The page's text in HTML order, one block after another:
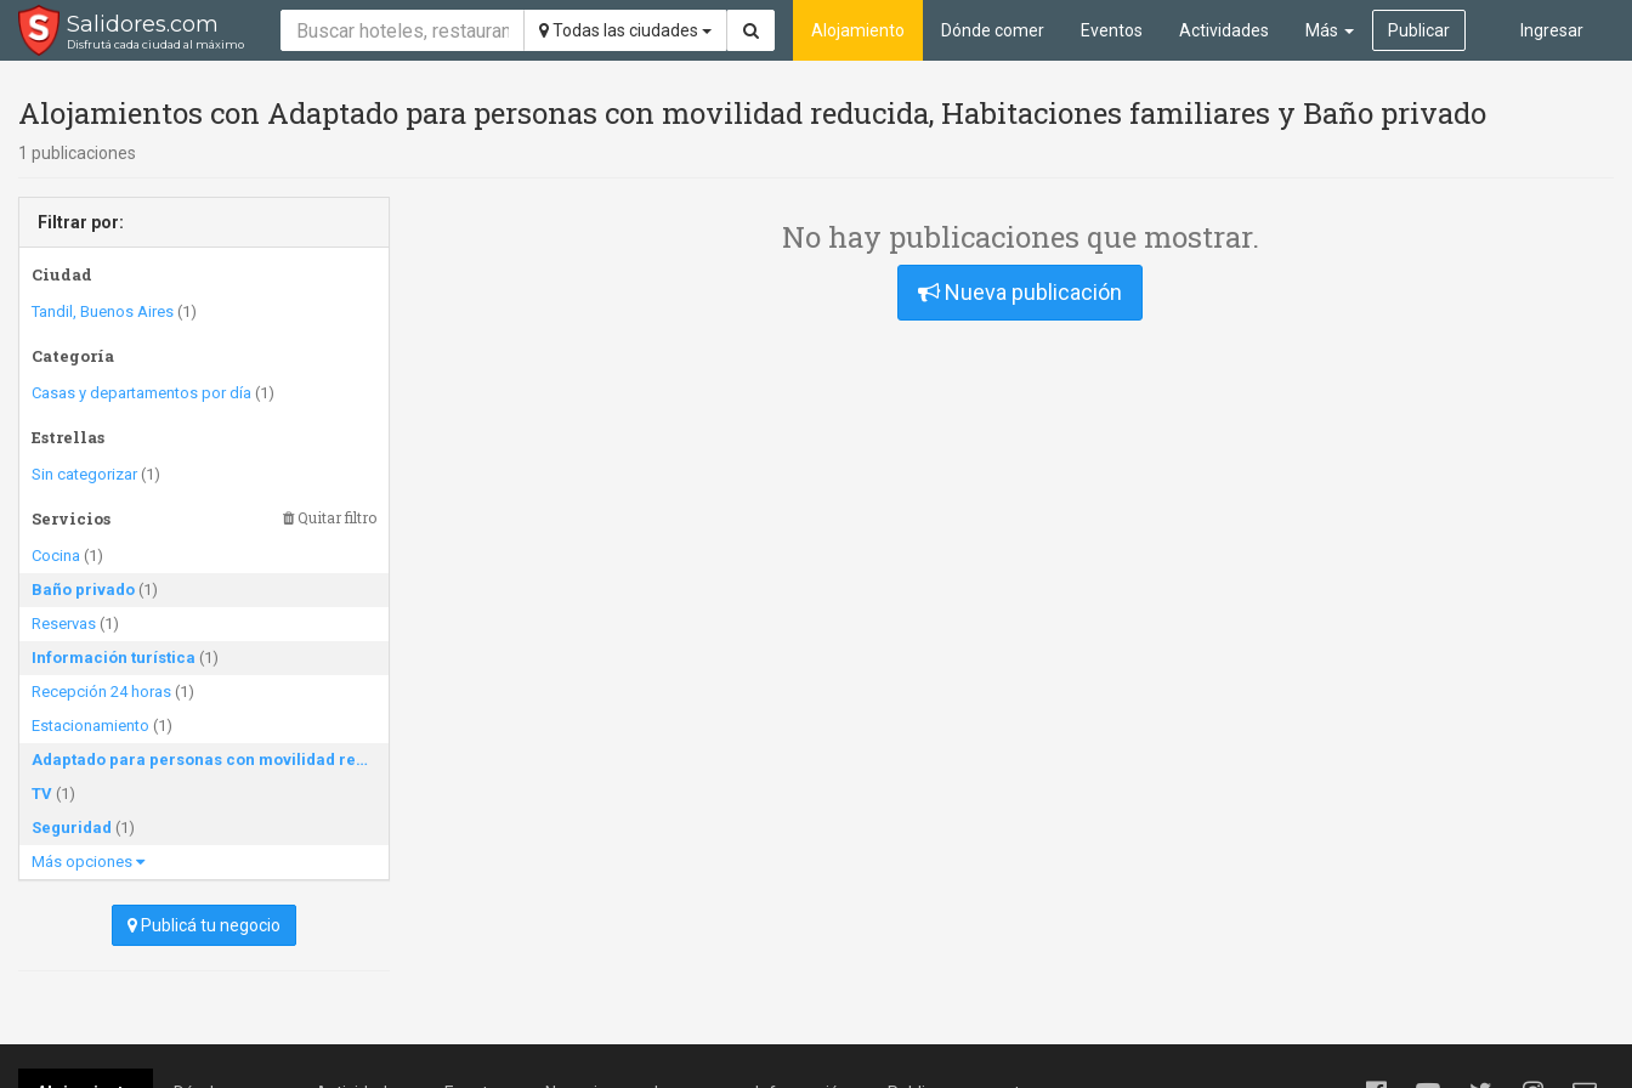
Salidores.com
Disfrutá cada ciudad al máximo
Todas las ciudades Ingresar
Alojamiento Dónde comer Eventos Actividades Más Publicar
Alojamientos con Adaptado para personas con movilidad reducida, Habitaciones familiares y Baño privado
1 publicaciones
Filtrar por:
Ciudad
Tandil, Buenos Aires (1)
Categoría
Casas y departamentos por día (1)
Estrellas
Sin categorizar(1)
Servicios Quitar filtro
Cocina (1)
Baño privado (1)
Reservas (1)
Información turística (1)
Recepción 24 horas (1)
Estacionamiento (1)
Adaptado para personas con movilidad reducida
TV (1)
Seguridad (1)
Más opciones
Publicá tu negocio
No hay publicaciones que mostrar.
Nueva publicación